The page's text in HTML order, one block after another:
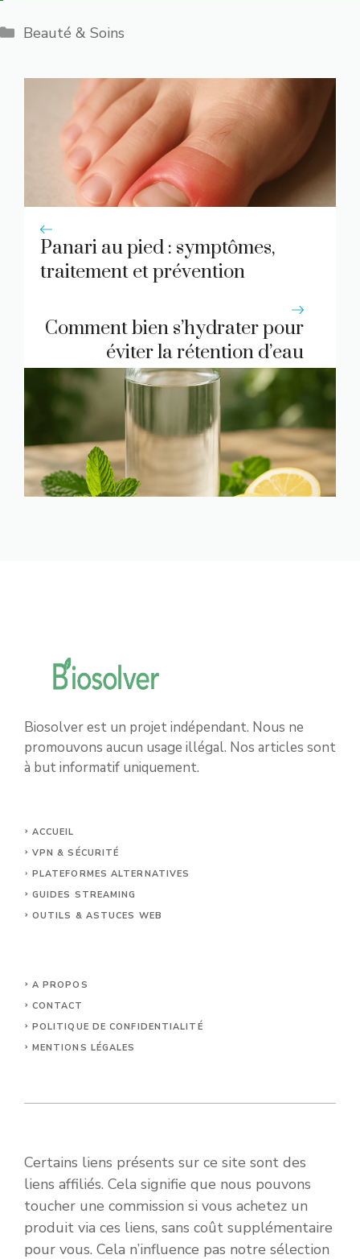
Catégories
Beauté & Soins
Panari au pied : symptômes,
traitement et prévention
Comment bien s’hydrater pour
éviter la rétention d’eau
Biosolver est un projet indépendant. Nous ne
promouvons aucun usage illégal. Nos articles sont
à but informatif uniquement.
ACCUEIL
VPN & SÉCURITÉ
PLATEFORMES ALTERNATIVES
GUIDES STREAMING
OUTILS & ASTUCES WEB
A PROPOS
CONTACT
POLITIQUE DE CONFIDENTIALITÉ
MENTIONS LÉGALES
Certains liens présents sur ce site sont des
liens affiliés. Cela signifie que nous pouvons
toucher une commission si vous achetez un
produit via ces liens, sans coût supplémentaire
pour vous. Cela n’influence pas notre sélection